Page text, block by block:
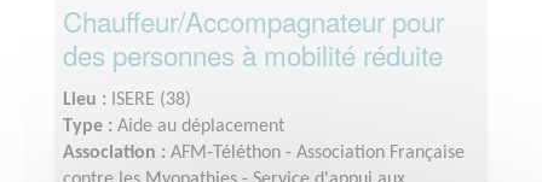
Chauffeur/Accompagnateur pour
des personnes à mobilité réduite
Lieu : ISERE (38)
Type : Aide au déplacement
Association : AFM-Téléthon - Association Française